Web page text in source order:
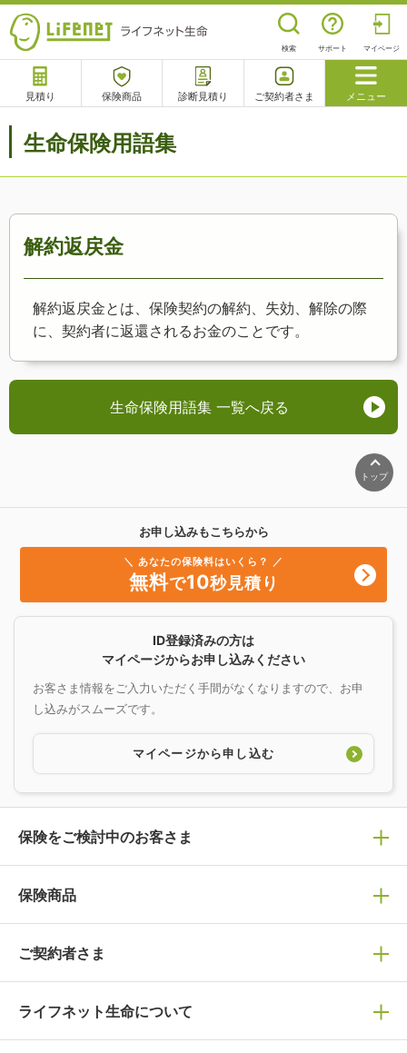
検索 サポート マイページ
見積り 保険商品 診断見積り ご契約者さま メニュー
サポート
生命保険用語集
解約返戻金
解約返戻金とは、保険契約の解約、失効、解除の際
に、契約者に返還されるお金のことです。
生命保険用語集 一覧へ戻る
トップ
お申し込みもこちらから
＼ あなたの保険料はいくら？ ／
無料で10秒見積り
ID登録済みの方は
マイページからお申し込みください
お客さま情報をご入力いただく手間がなくなりますので、お申
し込みがスムーズです。
マイページから申し込む
保険をご検討中のお客さま
保険の選び方
保険選びで迷っている方はチェック！
保険の基礎知識や選び方を解説！
保険商品
保険商品一覧
万が一に備える
ご契約者さま
マイページログイン
ライフネット生命について